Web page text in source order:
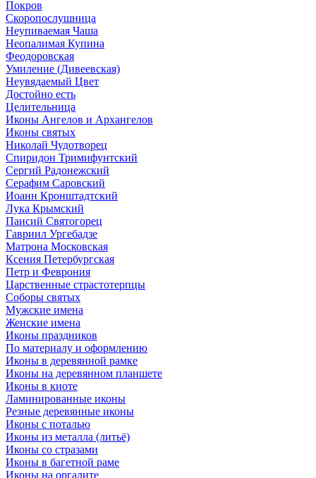
Покров
Скоропослушница
Неупиваемая Чаша
Неопалимая Купина
Феодоровская
Умиление (Дивеевская)
Неувядаемый Цвет
Достойно есть
Целительница
Иконы Ангелов и Архангелов
Иконы святых
Николай Чудотворец
Спиридон Тримифунтский
Сергий Радонежский
Серафим Саровский
Иоанн Кронштадтский
Лука Крымский
Паисий Святогорец
Гавриил Ургебадзе
Матрона Московская
Ксения Петербургская
Петр и Феврония
Царственные страстотерпцы
Соборы святых
Мужские имена
Женские имена
Иконы праздников
По материалу и оформлению
Иконы в деревянной рамке
Иконы на деревянном планшете
Иконы в киоте
Ламинированные иконы
Резные деревянные иконы
Иконы с поталью
Иконы из металла (литьё)
Иконы со стразами
Иконы в багетной раме
Иконы на оргалите